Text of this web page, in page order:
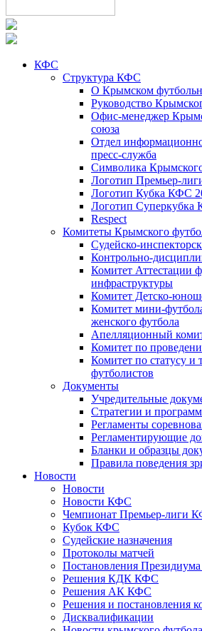
КФС
Структура КФС
О Крымском
Руководство
Офис-менеджер
союза
Отдел
пресс-служба
Символика
Логотип Премьер-
Логотип Кубка КФС
Логотип Суперкубка
Respect
Комитеты Крымского
Судейско-
Контрольно-
Комитет Аттестации
инфраструктуры
Комитет Детско-
Комитет мини-
женского футбола
Апелляционный
Комитет по
Комитет по статусу и
футболистов
Документы
Учредительные
Стратегии и
Регламенты
Регламентирующие
Бланки и образцы
Правила поведения
Новости
Новости
Новости КФС
Чемпионат Премьер-лиги
Кубок КФС
Судейские назначения
Протоколы матчей
Постановления
Решения КДК КФС
Решения АК КФС
Решения и постановления
Дисквалификации